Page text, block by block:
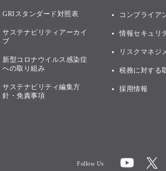
GRIスタンダード対照表
サステナビリティアーカイ
ブ
新型コロナウイルス感染症
への取り組み
サステナビリティ編集方
針・免責事項
コンプライア
情報セキュリ
リスクマネジ
税務に対する
採用情報
Follow Us